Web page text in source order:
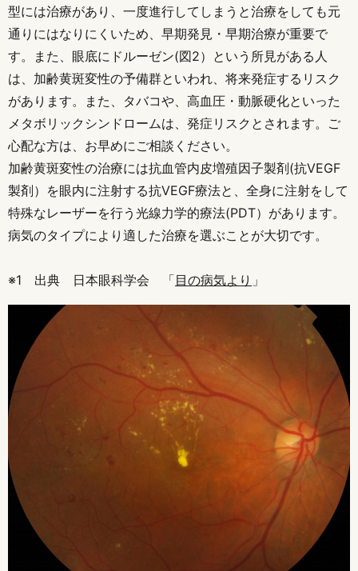
型には治療があり、一度進行してしまうと治療をしても元
通りにはなりにくいため、早期発見・早期治療が重要で
す。また、眼底にドルーゼン(図2）という所見がある人
は、加齢黄斑変性の予備群といわれ、将来発症するリスク
があります。また、タバコや、高血圧・動脈硬化といった
メタボリックシンドロームは、発症リスクとされます。ご
心配な方は、お早めにご相談ください。
加齢黄斑変性の治療には抗血管内皮増殖因子製剤(抗VEGF
製剤）を眼内に注射する抗VEGF療法と、全身に注射をして
特殊なレーザーを行う光線力学的療法(PDT）があります。
病気のタイプにより適した治療を選ぶことが大切です。
※1 出典 日本眼科学会 「目の病気より 」